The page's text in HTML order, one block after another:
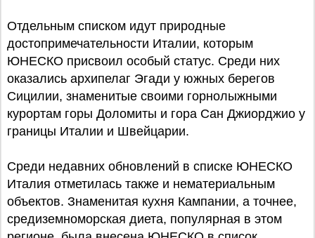
Отдельным списком идут природные
достопримечательности Италии, которым
ЮНЕСКО присвоил особый статус. Среди них
оказались архипелаг Эгади у южных берегов
Сицилии, знаменитые своими горнолыжными
курортам горы Доломиты и гора Сан Джиорджио у
границы Италии и Швейцарии.
Среди недавних обновлений в списке ЮНЕСКО
Италия отметилась также и нематериальным
объектов. Знаменитая кухня Кампании, а точнее,
средиземноморская диета, популярная в этом